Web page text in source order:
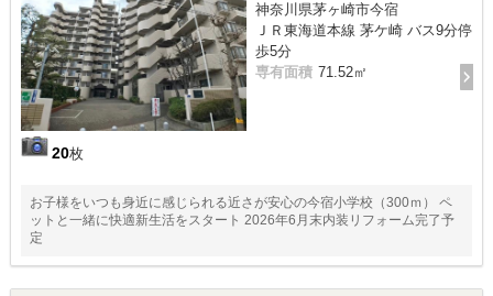
20枚
神奈川県茅ヶ崎市今宿
ＪＲ東海道本線 茅ケ崎 バス9分停
歩5分
専有面積 71.52㎡
お子様をいつも身近に感じられる近さが安心の今宿小学校（300ｍ） ペ
ットと一緒に快適新生活をスタート 2026年6月末内装リフォーム完了予
定